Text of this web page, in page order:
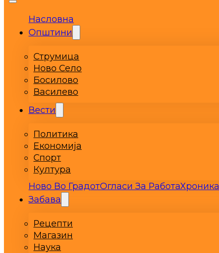
Насловна
Општини
Струмица
Ново Село
Босилово
Василево
Вести
Политика
Економија
Спорт
Култура
Ново Во ГрадотОгласи За РаботаХроника
Забава
Рецепти
Магазин
Наука